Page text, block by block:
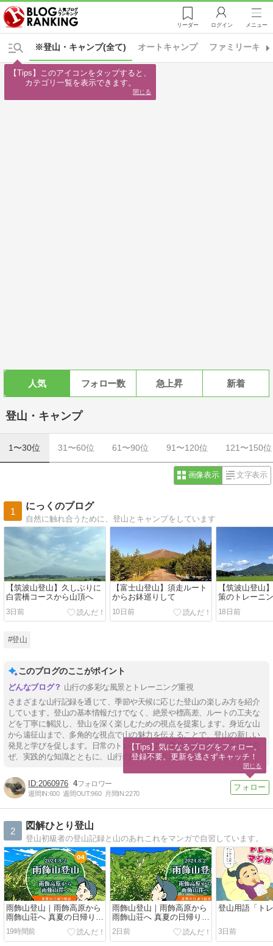
リーダー ログイン メニュー
※登山・キャンプ(全て) オートキャンプ ファミリーキャ
人気 フォロー数 急上昇 新着
登山・キャンプ
1〜30位 31〜60位 61〜90位 91〜120位 121〜150位
画像表示 文字表示
1
にっくのブログ
自然に触れ合うために、登山とキャンプをしています
【筑波山登山】久しぶりに
白雲橋コースから山頂へ
3日前
【富士山登山】須走ルート
からお鉢巡りして
10日前
【筑波山登山
策のトレーニ
18日前
#登山
このブログのここがポイント
山行の多彩な風景とトレーニング重視
さまざまな山行記録を通じて、季節や天候に応じた登山の楽しみ方を紹介
しています。登山の基本情報だけでなく、絶景や標高差、ルートの工夫な
どを丁寧に解説し、登山を深く楽しむための視点を提案します。身近な山
から遠征山まで、多角的な視点で山の魅力を伝えることで、登山の新しい
発見と学びを促します。日常のトレーニングや季節の移り変わりも織り交
ぜ、実践的な知識とともに、山行の醍醐味を引き出します。
2060976 4
週間IN:600 週間OUT:960 月間IN:2270
2
図解ひとり登山
登山初級者の登山記録と山のあれこれをマンガで自習しています。
雨飾山登山｜雨飾高原から
雨飾山荘へ 真夏の日帰り縦
走（04）笹平
19時間前
雨飾山登山｜雨飾高原から
雨飾山荘へ 真夏の日帰り縦
走（03）登山道
2日前
登山用語「ト
3日前
【Tips】このアイコンをタップすると、
カテゴリ一覧を表示できます。
閉じる
【Tips】気になるブログをフォロー。
登録不要。更新を逃さずキャッチ！
閉じる